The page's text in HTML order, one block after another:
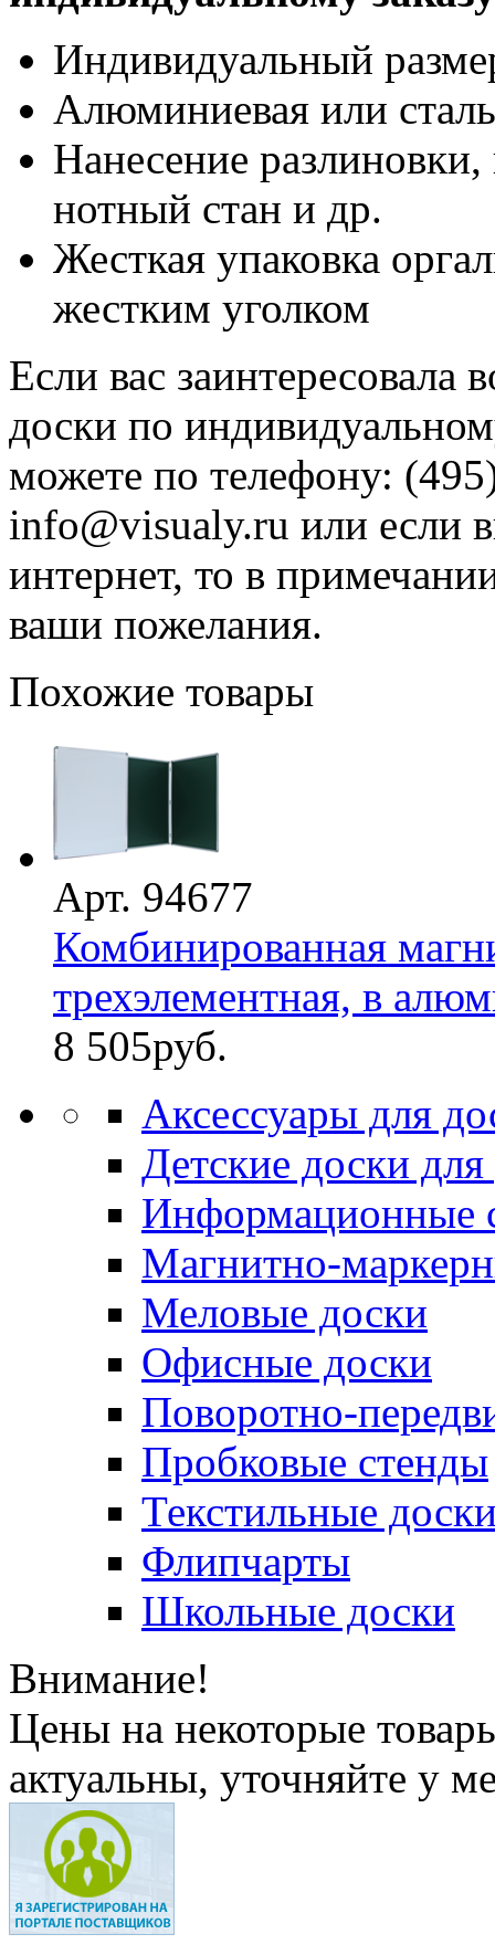
Индивидуальный
Алюминиевая или
Нанесение
нотный стан и др.
Жесткая упаковка
жестким уголком
Если вас заинтересовала
доски по
можете по телефону:
info@visualy.ru или если
интернет, то в
ваши пожелания.
Похожие товары
Арт. 94677
Комбинированная
трехэлементная, в
8 505руб.
Аксессуары для
Детские доски
Информационные
Магнитно-
Меловые доски
Офисные доски
Поворотно-
Пробковые стенды
Текстильные
Флипчарты
Школьные доски
Внимание!
Цены на некоторые
актуальны, уточняйте у